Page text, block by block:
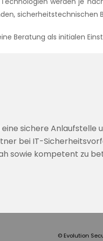
sicherheitstechnischen
Beratung als initialen
sichere Anlaufstelle
bei IT-
sowie kompetent zu
© Evolution